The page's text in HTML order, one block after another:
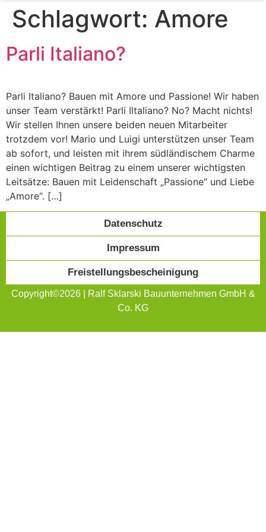
Schlagwort: Amore
Parli Italiano?
Parli Italiano? Bauen mit Amore und Passione! Wir haben
unser Team verstärkt! Parli Iltaliano? No? Macht nichts!
Wir stellen Ihnen unsere beiden neuen Mitarbeiter
trotzdem vor! Mario und Luigi unterstützen unser Team
ab sofort, und leisten mit ihrem südländischem Charme
einen wichtigen Beitrag zu einem unserer wichtigsten
Leitsätze: Bauen mit Leidenschaft „Passione“ und Liebe
„Amore“. […]
Copyright©2026 | Ralf Sklarski Bauunternehmen GmbH &
Co. KG
Datenschutz
Impressum
Freistellungsbescheinigung